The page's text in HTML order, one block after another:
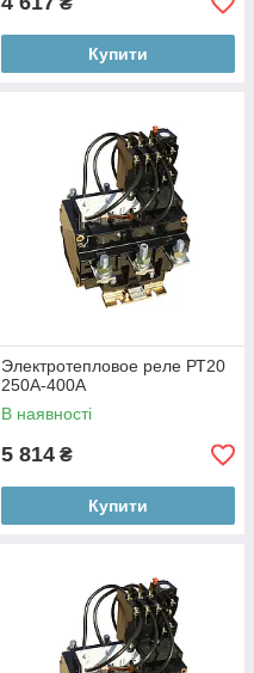
Купити
Электротепловое реле РТ20
250А-400А
В наявності
5 814 ₴
Купити